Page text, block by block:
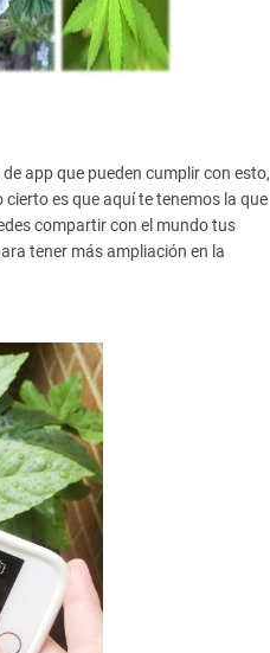
app que pueden cumplir con esto,
es que aquí te tenemos la que
compartir con el mundo tus
tener más ampliación en la